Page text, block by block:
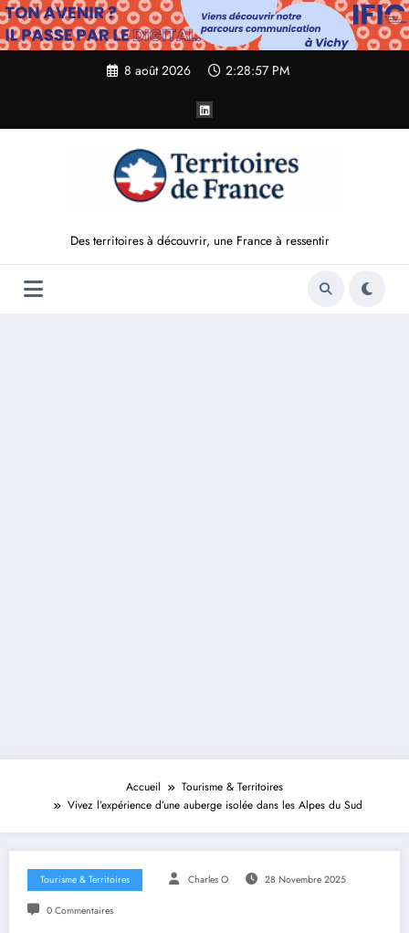
Aller
au
contenu
8 août 2026 2:28:59 PM
Des territoires à découvrir, une France à ressentir
Accueil
Tourisme & Territoires
Vivez l’expérience d’une auberge isolée dans les Alpes du Sud
Tourisme & Territoires Charles O 28 Novembre 2025
0 Commentaires